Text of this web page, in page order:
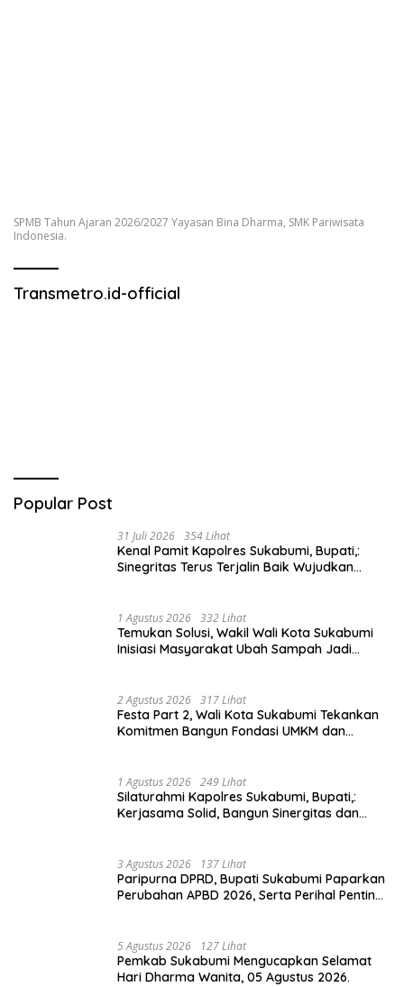
SPMB Tahun Ajaran 2026/2027 Yayasan Bina Dharma, SMK Pariwisata
Indonesia.
Transmetro.id-official
Popular Post
31 Juli 2026 354 Lihat
Kenal Pamit Kapolres Sukabumi, Bupati,:
Sinegritas Terus Terjalin Baik Wujudkan
1 Agustus 2026 332 Lihat
Temukan Solusi, Wakil Wali Kota Sukabumi
Inisiasi Masyarakat Ubah Sampah Jadi
2 Agustus 2026 317 Lihat
Festa Part 2, Wali Kota Sukabumi Tekankan
Komitmen Bangun Fondasi UMKM dan
1 Agustus 2026 249 Lihat
Silaturahmi Kapolres Sukabumi, Bupati,:
Kerjasama Solid, Bangun Sinergitas dan
3 Agustus 2026 137 Lihat
Paripurna DPRD, Bupati Sukabumi Paparkan
Perubahan APBD 2026, Serta Perihal Penting
5 Agustus 2026 127 Lihat
Pemkab Sukabumi Mengucapkan Selamat
Hari Dharma Wanita, 05 Agustus 2026.